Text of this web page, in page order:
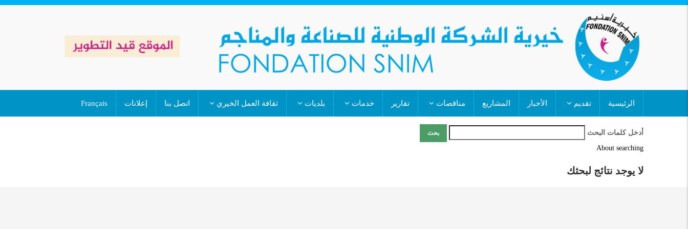
تجاوز
MAIN
NAVIGATION
الرئيسية تقديم الأخبار المشاريع مناقصات تقارير خدمات بلديات ثقافة العمل الخيري اتصل بنا إعلانات Français
أدخل كلمات البحث
About searching
لا يوجد نتائج لبحثك